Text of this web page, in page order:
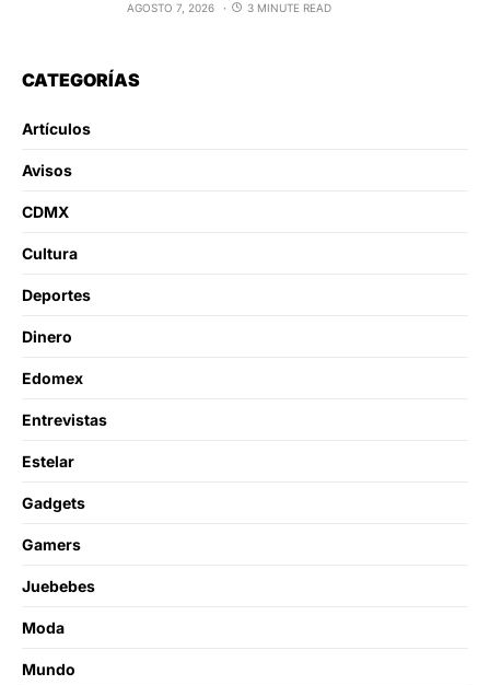
AGOSTO 7, 2026 3 MINUTE READ
CATEGORÍAS
Artículos
Avisos
CDMX
Cultura
Deportes
Dinero
Edomex
Entrevistas
Estelar
Gadgets
Gamers
Juebebes
Moda
Mundo